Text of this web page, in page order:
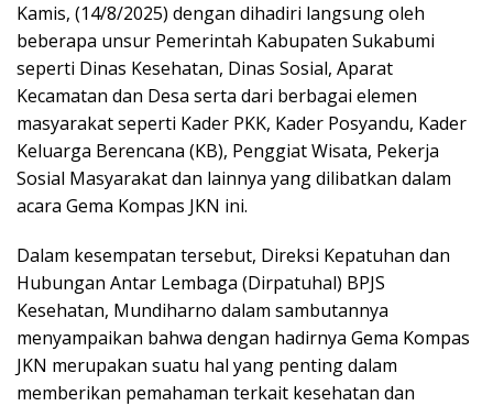
Kamis, (14/8/2025) dengan dihadiri langsung oleh
beberapa unsur Pemerintah Kabupaten Sukabumi
seperti Dinas Kesehatan, Dinas Sosial, Aparat
Kecamatan dan Desa serta dari berbagai elemen
masyarakat seperti Kader PKK, Kader Posyandu, Kader
Keluarga Berencana (KB), Penggiat Wisata, Pekerja
Sosial Masyarakat dan lainnya yang dilibatkan dalam
acara Gema Kompas JKN ini.
Dalam kesempatan tersebut, Direksi Kepatuhan dan
Hubungan Antar Lembaga (Dirpatuhal) BPJS
Kesehatan, Mundiharno dalam sambutannya
menyampaikan bahwa dengan hadirnya Gema Kompas
JKN merupakan suatu hal yang penting dalam
memberikan pemahaman terkait kesehatan dan